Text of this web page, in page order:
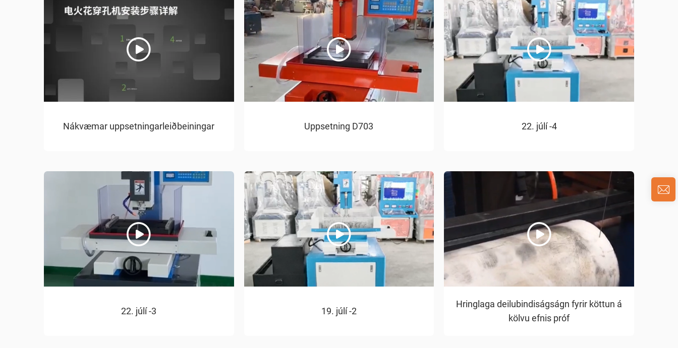
Nákvæmar uppsetningarleiðbeiningar Uppsetning D703 22. júlí -4
22. júlí -3 19. júlí -2
Hringlaga deilubindiságságn fyrir köttun á
kölvu efnis próf